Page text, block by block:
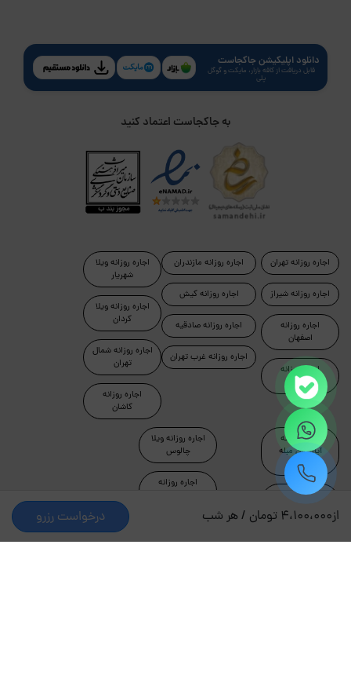
از4،100،000 تومان / هر شب درخواست رزرو
دانلود اپلیکیشن جاکجاست
قابل دریافت از کافه بازار، مایکت و گوگل
پلی
به جاکجاست اعتماد کنید
اجاره روزانه تهران
اجاره روزانه شیراز
اجاره روزانه
اصفهان
اجاره روزانه
رامسر
اجاره روزانه مازندران
اجاره روزانه کیش
اجاره روزانه صادقیه
اجاره روزانه غرب تهران
اجاره روزانه ویلا
شهریار
اجاره روزانه ویلا
کردان
اجاره روزانه شمال
تهران
اجاره روزانه
کاشان
اجاره روزانه
آپارتمان مبله
تهران
اجاره روزانه
ماسال
اجاره روزانه شرق
اجاره روزانه ویلا
چالوس
اجاره روزانه
اجاره روزانه ویلا